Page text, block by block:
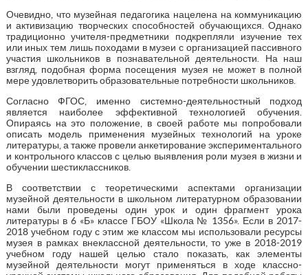
Очевидно, что музейная педагогика нацелена на коммуникацию
и активизацию творческих способностей обучающихся. Однако
традиционно учителя-предметники подкрепляли изучение тех
или иных тем лишь походами в музеи с организацией пассивного
участия школьников в познавательной деятельности. На наш
взгляд, подобная форма посещения музея не может в полной
мере удовлетворить образовательные потребности школьников.
Согласно ФГОС, именно системно-деятельностный подход
является наиболее эффективной технологией обучения.
Опираясь на это положение, в своей работе мы попробовали
описать модель применения музейных технологий на уроке
литературы, а также провели анкетирование экспериментального
и контрольного классов с целью выявления роли музея в жизни и
обучении шестиклассников.
В соответствии с теоретическими аспектами организации
музейной деятельности в школьном литературном образовании
нами были проведены один урок и один фрагмент урока
литературы в 6 «Б» классе ГБОУ «Школа № 1356». Если в 2017-
2018 учебном году с этим же классом мы использовали ресурсы
музея в рамках внеклассной деятельности, то уже в 2018-2019
учебном году нашей целью стало показать, как элементы
музейной деятельности могут применяться в ходе классно-